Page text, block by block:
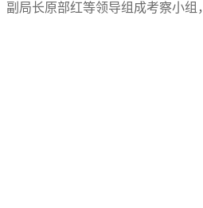
副局长原部红等领导组成考察小组